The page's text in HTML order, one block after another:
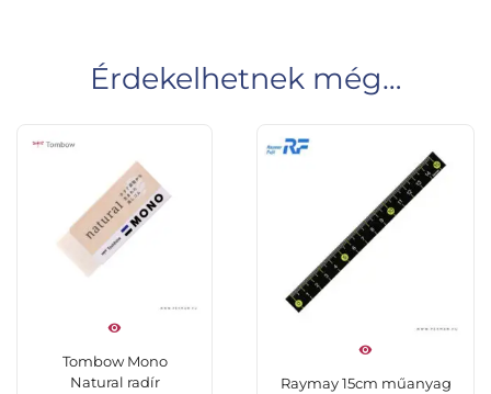
Érdekelhetnek még…
Tombow Mono
Natural radír
Raymay 15cm műanyag